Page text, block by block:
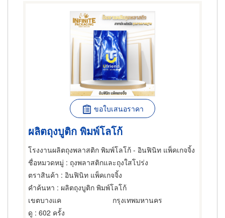
ขอใบเสนอราคา
ผลิตถุงบูติก พิมพ์โลโก้
โรงงานผลิตถุงพลาสติก พิมพ์โลโก้ - อินฟินิท แพ็คเกจจิ้ง
ชื่อหมวดหมู่ : ถุงพลาสติกและถุงใสโปร่ง
ตราสินค้า : อินฟินิท แพ็คเกจจิ้ง
คำค้นหา : ผลิตถุงบูติก พิมพ์โลโก้
เขตบางแค
กรุงเทพมหานคร
ดู : 602 ครั้ง